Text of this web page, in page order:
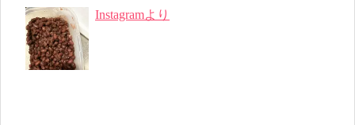
Instagramより